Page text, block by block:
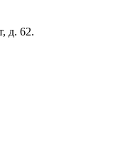
д. 62.